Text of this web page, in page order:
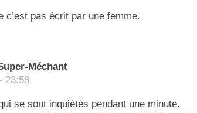
c’est pas écrit par une femme.
Méchant
23:58
se sont inquiétés pendant une minute.